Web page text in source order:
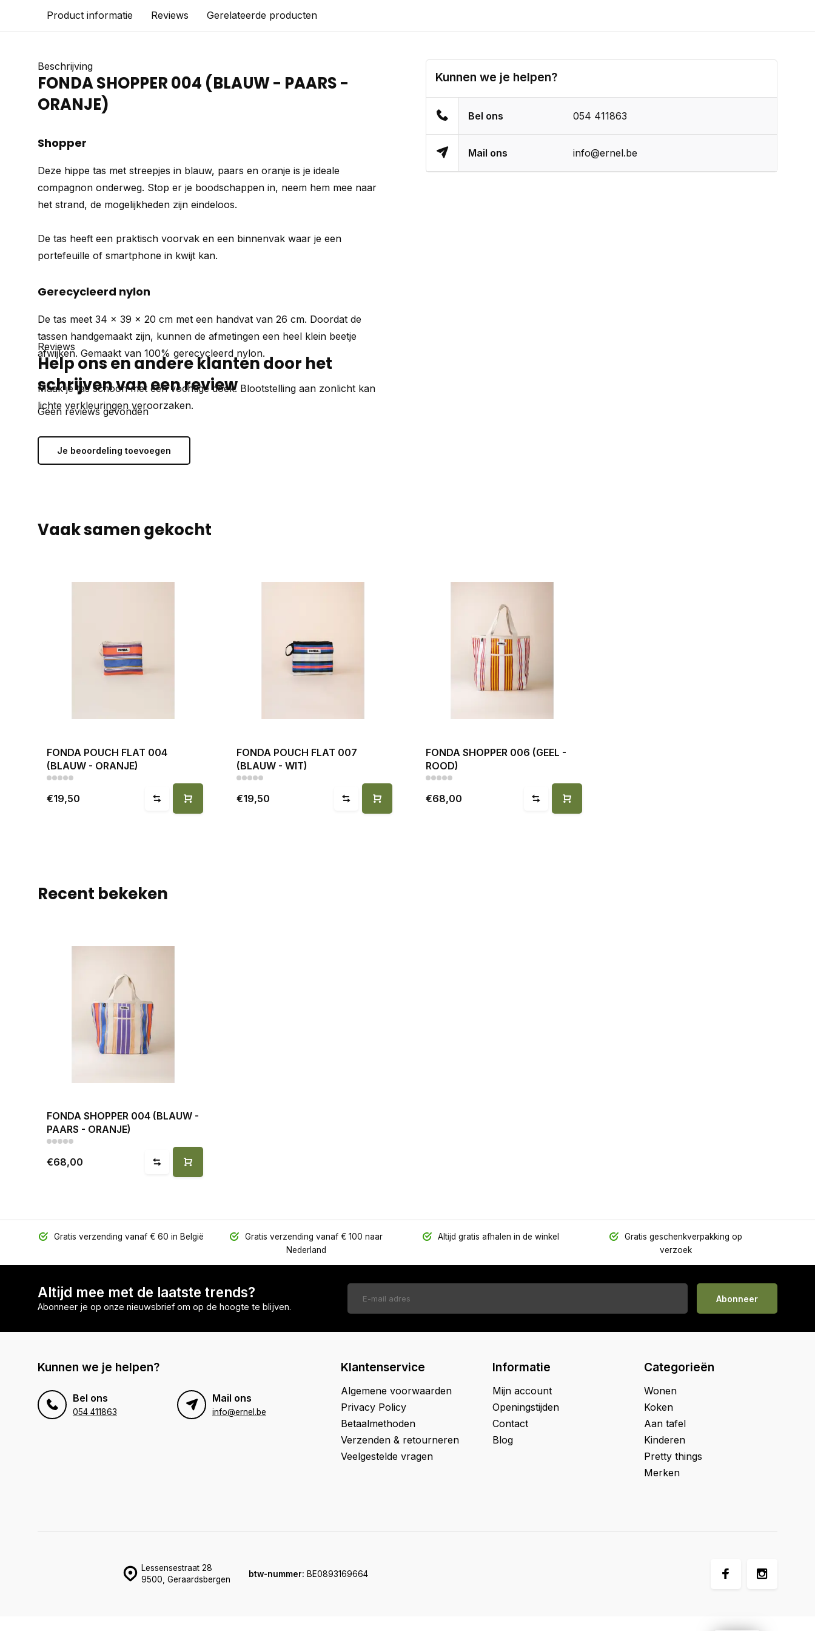
Product informatie Reviews Gerelateerde producten
Beschrijving
FONDA SHOPPER 004 (BLAUW - PAARS -
ORANJE)
Shopper
Deze hippe tas met streepjes in blauw, paars en oranje is je ideale
compagnon onderweg. Stop er je boodschappen in, neem hem mee naar
het strand, de mogelijkheden zijn eindeloos.
De tas heeft een praktisch voorvak en een binnenvak waar je een
portefeuille of smartphone in kwijt kan.
Gerecycleerd nylon
De tas meet 34 x 39 x 20 cm met een handvat van 26 cm. Doordat de
tassen handgemaakt zijn, kunnen de afmetingen een heel klein beetje
afwijken. Gemaakt van 100% gerecycleerd nylon.
Maak je tas schoon met een vochtige doek. Blootstelling aan zonlicht kan
lichte verkleuringen veroorzaken.
Kunnen we je helpen?
Bel ons 054 411863
Mail ons info@ernel.be
Reviews
Help ons en andere klanten door het
schrijven van een review
Geen reviews gevonden
Je beoordeling toevoegen
Vaak samen gekocht
FONDA POUCH FLAT 004
(BLAUW - ORANJE)
€19,50
FONDA POUCH FLAT 007
(BLAUW - WIT)
€19,50
FONDA SHOPPER 006 (GEEL -
ROOD)
€68,00
Recent bekeken
FONDA SHOPPER 004 (BLAUW -
PAARS - ORANJE)
€68,00
Gratis verzending vanaf € 60 in België
Gratis verzending vanaf € 100 naar
Nederland
Altijd gratis afhalen in de winkel
Gratis geschenkverpakking op
verzoek
Altijd mee met de laatste trends?
Abonneer je op onze nieuwsbrief om op de hoogte te blijven.
Abonneer
Kunnen we je helpen?
Bel ons
054 411863
Mail ons
info@ernel.be
Klantenservice
Algemene voorwaarden
Privacy Policy
Betaalmethoden
Verzenden & retourneren
Veelgestelde vragen
Informatie
Mijn account
Openingstijden
Contact
Blog
Categorieën
Wonen
Koken
Aan tafel
Kinderen
Pretty things
Merken
Lessensestraat 28
9500, Geraardsbergen
btw-nummer: BE0893169664